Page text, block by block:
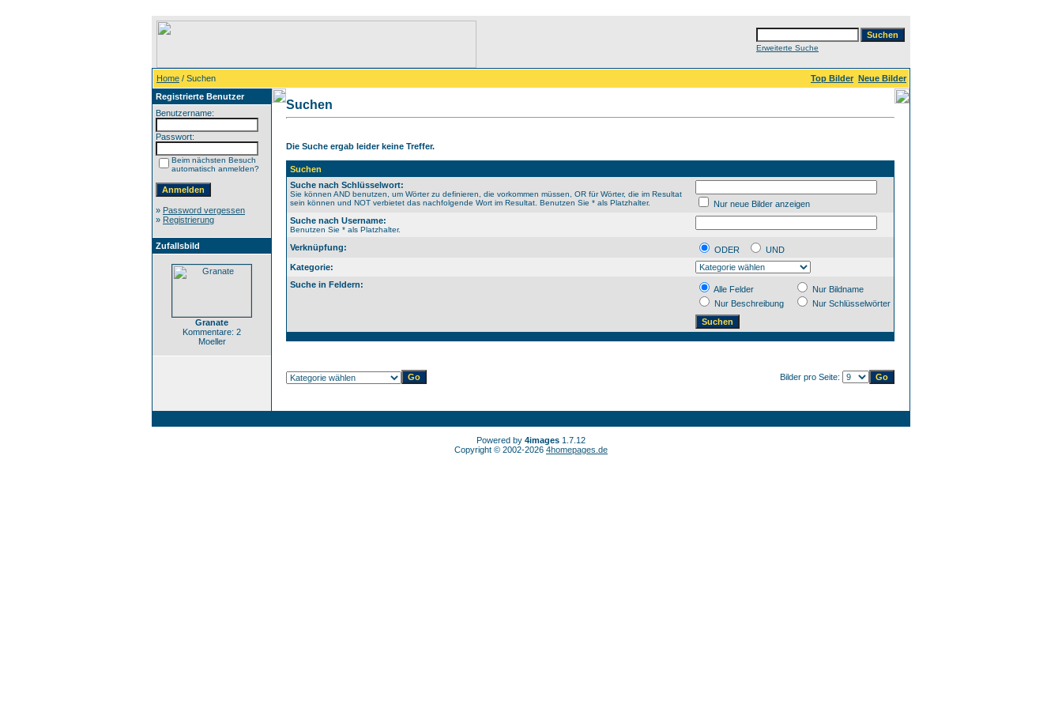
Erweiterte Suche
Home / Suchen Top Bilder Neue Bilder
Registrierte Benutzer
Benutzername:
Passwort:
Beim nächsten Besuch
automatisch anmelden?
» Password vergessen
» Registrierung
Zufallsbild
Granate
Kommentare: 2
Moeller
Suchen
Die Suche ergab leider keine Treffer.
Suchen
Suche nach Schlüsselwort:
Sie können AND benutzen, um Wörter zu definieren, die vorkommen müssen, OR für Wörter, die im Resultat
sein können und NOT verbietet das nachfolgende Wort im Resultat. Benutzen Sie * als Platzhalter.
Nur neue Bilder anzeigen
Suche nach Username:
Benutzen Sie * als Platzhalter.
Verknüpfung: ODER
UND
Kategorie:
Suche in Feldern:
Alle Felder
Nur Bildname
Nur Beschreibung
Nur Schlüsselwörter
Bilder pro Seite:
Powered by 4images 1.7.12
Copyright © 2002-2026 4homepages.de